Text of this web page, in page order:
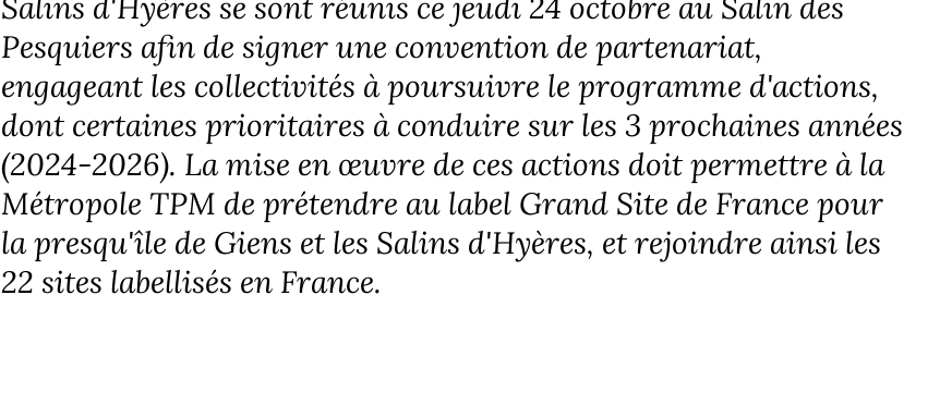
Pesquiers afin de signer une convention de partenariat,
engageant les collectivités à poursuivre le programme d'actions,
dont certaines prioritaires à conduire sur les 3 prochaines années
(2024-2026). La mise en œuvre de ces actions doit permettre à la
Métropole TPM de prétendre au label Grand Site de France pour
la presqu'île de Giens et les Salins d'Hyères, et rejoindre ainsi les
22 sites labellisés en France.